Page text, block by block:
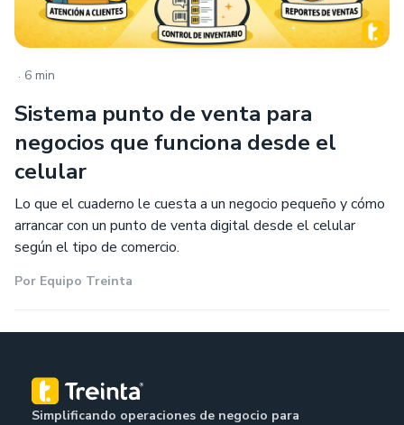
. 6 min
Sistema punto de venta para
negocios que funciona desde el
celular
Lo que el cuaderno le cuesta a un negocio pequeño y cómo
arrancar con un punto de venta digital desde el celular
según el tipo de comercio.
Por Equipo Treinta
Simplificando operaciones de negocio para